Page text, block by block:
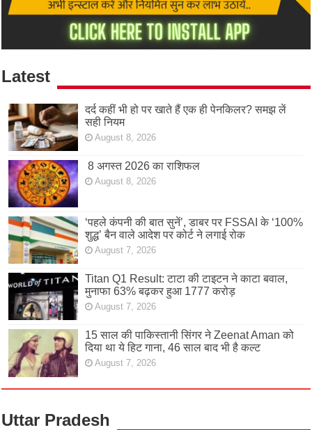
Latest
दर्द कहीं भी हो पर खाते हैं एक ही पेनकिलर? समझ लें
सही नियम
August 8, 2026
8 अगस्त 2026 का राशिफल
August 8, 2026
‘पहले कंपनी की बात सुनें’, डाबर पर FSSAI के ‘100%
शुद्ध’ बैन वाले आदेश पर कोर्ट ने लगाई रोक
August 7, 2026
Titan Q1 Result: टाटा की टाइटन ने काटा बवाल,
मुनाफा 63% बढ़कर हुआ 1777 करोड़
August 7, 2026
15 साल की पाकिस्तानी सिंगर ने Zeenat Aman को
दिया था ये हिट गाना, 46 साल बाद भी है कल्ट
August 7, 2026
Uttar Pradesh